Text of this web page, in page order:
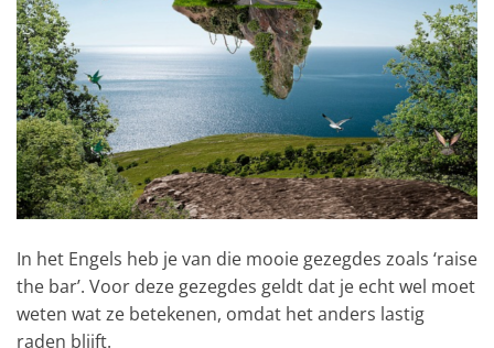
In het Engels heb je van die mooie gezegdes zoals ‘raise
the bar’. Voor deze gezegdes geldt dat je echt wel moet
weten wat ze betekenen, omdat het anders lastig
raden blijft.